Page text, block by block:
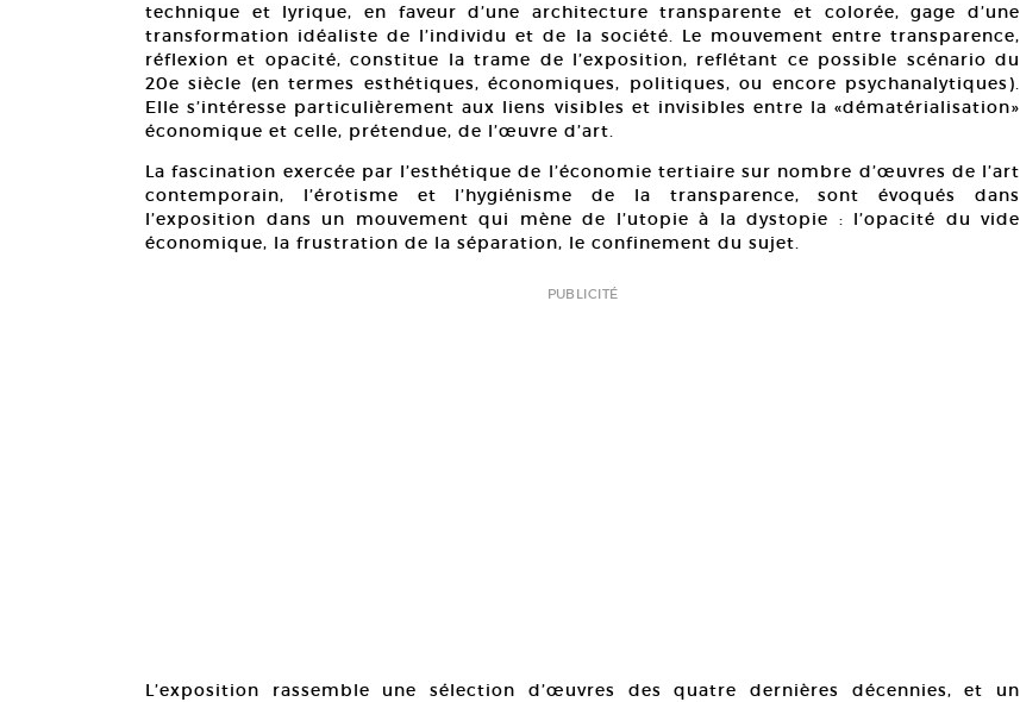
technique et lyrique, en faveur d’une architecture transparente et colorée, gage d’une
transformation idéaliste de l’individu et de la société. Le mouvement entre transparence,
réflexion et opacité, constitue la trame de l’exposition, reflétant ce possible scénario du
20e siècle (en termes esthétiques, économiques, politiques, ou encore psychanalytiques).
Elle s’intéresse particulièrement aux liens visibles et invisibles entre la «dématérialisation»
économique et celle, prétendue, de l’œuvre d’art.
La fascination exercée par l’esthétique de l’économie tertiaire sur nombre d’œuvres de l’art
contemporain, l’érotisme et l’hygiénisme de la transparence, sont évoqués dans
l’exposition dans un mouvement qui mène de l’utopie à la dystopie : l’opacité du vide
économique, la frustration de la séparation, le confinement du sujet.
PUBLICITÉ
L’exposition rassemble une sélection d’œuvres des quatre dernières décennies, et un